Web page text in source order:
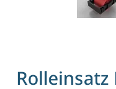
Rolleinsatz